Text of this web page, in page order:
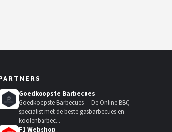
PARTNERS
Goedkoopste Barbecues
Goedkoopste Barbecues — De Online BBQ
specialist met de beste gasbarbecues en
koolenbarbec...
F1 Webshop